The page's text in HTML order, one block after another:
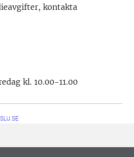
kontakta
kl. 10.00-11.00